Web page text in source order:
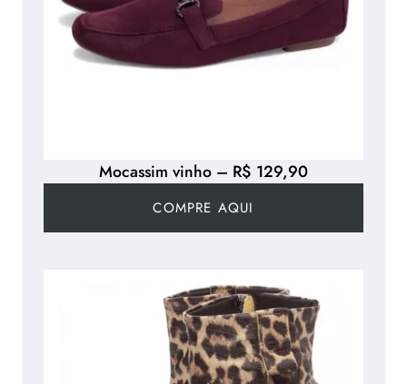
Mocassim vinho – R$ 129,90
COMPRE AQUI